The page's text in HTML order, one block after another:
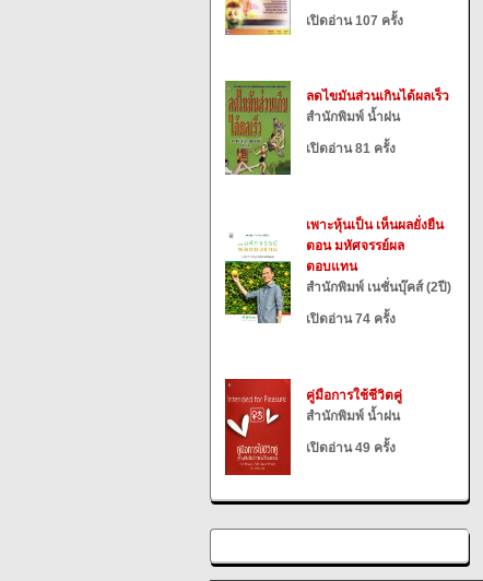
เปิดอ่าน 107 ครั้ง
ลดไขมันส่วนเกินได้ผลเร็ว
สำนักพิมพ์ น้ำฝน
เปิดอ่าน 81 ครั้ง
เพาะหุ้นเป็น เห็นผลยั่งยืน
ตอน มหัศจรรย์ผล
ตอบแทน
สำนักพิมพ์ เนชั่นบุ๊คส์ (2ปี)
เปิดอ่าน 74 ครั้ง
คู่มือการใช้ชีวิตคู่
สำนักพิมพ์ น้ำฝน
เปิดอ่าน 49 ครั้ง